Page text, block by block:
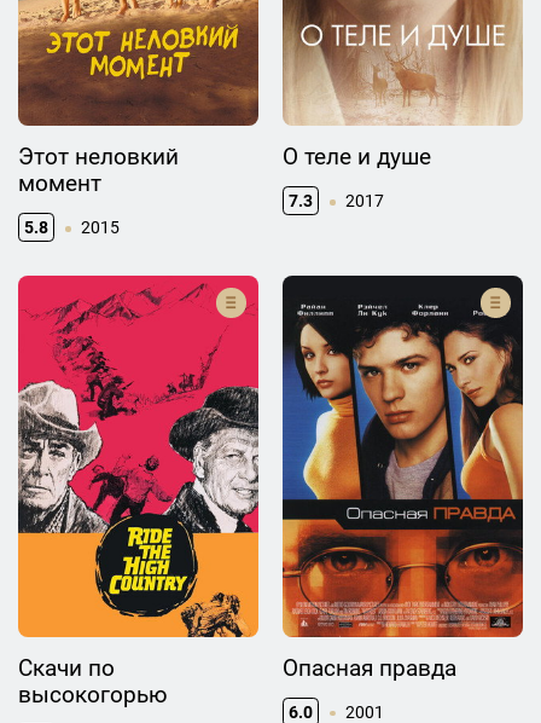
Этот неловкий
момент
5.8 2015
О теле и душе
7.3 2017
Скачи по
высокогорью
Опасная правда
6.0 2001